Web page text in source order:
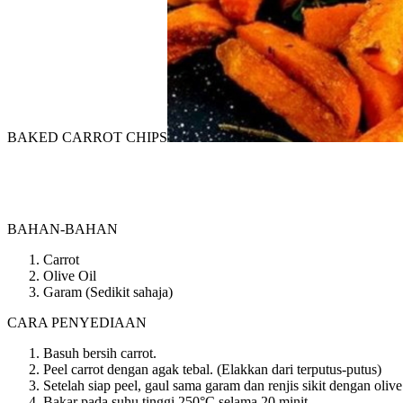
BAKED CARROT CHIPS
BAHAN-BAHAN
Carrot
Olive Oil
Garam (Sedikit sahaja)
CARA PENYEDIAAN
Basuh bersih carrot.
Peel carrot dengan agak tebal. (Elakkan dari terputus-putus)
Setelah siap peel, gaul sama garam dan renjis sikit dengan